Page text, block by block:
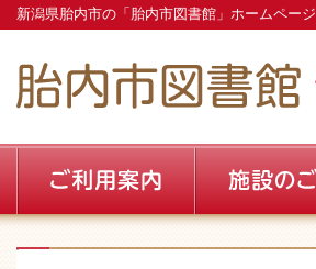
新潟県胎内市の「胎内市図書館」ホームページ